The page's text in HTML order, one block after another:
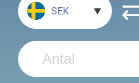
SEK